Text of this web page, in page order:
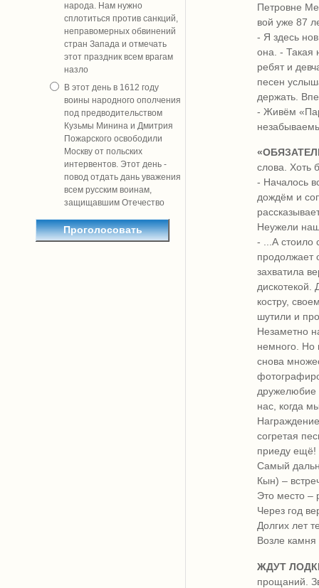
народа. Нам нужно
сплотиться против санкций,
неправомерных обвинений
стран Запада и отмечать
этот праздник всем врагам
назло
В этот день в 1612 году
воины народного ополчения
под предводительством
Кузьмы Минина и Дмитрия
Пожарского освободили
Москву от польских
интервентов. Этот день -
повод отдать дань уважения
всем русским воинам,
защищавшим Отечество
Петровне
вой уже 87
- Я здесь
она. - Такая
ребят и
песен
держать.
- Живём
слова. Хоть
- Началось
дождём и
Неужели
- ...А стоило
продолжает
захватила
дискотекой.
костру,
шутили и
Незаметно
немного. Но
снова
дружелюбие
нас, когда
согретая
приеду ещё!
Самый
Кын) –
Это место –
Через год
Долгих лет
Возле камня
ЖДУТ
прощаний.